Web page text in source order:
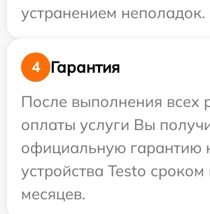
устранением неполадок.
4
Гарантия
После выполнения всех
оплаты услуги Вы
официальную гарантию
устройства Testo сроком
месяцев.